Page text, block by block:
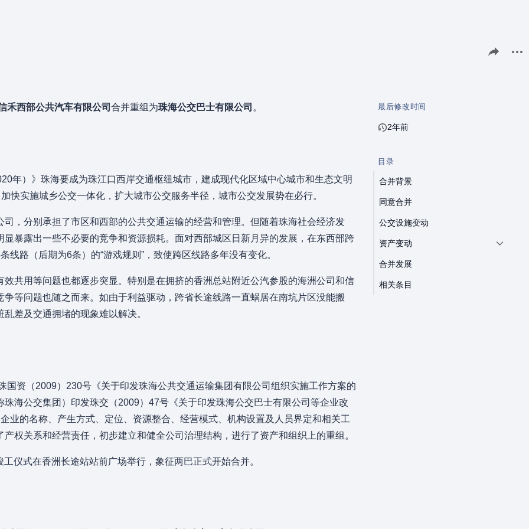
分享此页面
禾西部公共汽车有限公司 合并重组为珠海公交巴士有限公司 。
年）》珠海要成为珠江口西岸交通枢纽城市，建成现代化区域中心城市和生态文明
快实施城乡公交一体化，扩大城市公交服务半径，城市公交发展势在必行。
，分别承担了市区和西部的公共交通运输的经营和管理。但随着珠海社会经济发
暴露出一些不必要的竞争和资源损耗。面对西部城区日新月异的发展，在东西部跨
路（后期为6条）的“游戏规则”，致使跨区线路多年没有变化。
共用等问题也都逐步突显。特别是在拥挤的香洲总站附近公汽参股的海洲公司和信
等问题也随之而来。如由于利益驱动，跨省长途线路一直蜗居在南坑片区没能搬
差及交通拥堵的现象难以解决。
资（2009）230号《关于印发珠海公共交通运输集团有限公司组织实施工作方案的
海公交集团）印发珠交（2009）47号《关于印发珠海公交巴士有限公司等企业改
业的名称、产生方式、定位、资源整合、经营模式、机构设置及人员界定和相关工
权关系和经营责任，初步建立和健全公司治理结构，进行了资产和组织上的重组。
仪式在香洲长途站站前广场举行，象征两巴正式开始合并。
最后修改时间
2年前
目录
合并背景
同意合并
公交设施变动
资产变动
合并发展
相关条目